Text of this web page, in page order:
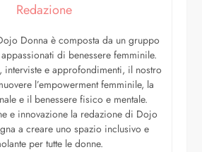
Redazione
Donna è composta da un gruppo
di benessere femminile.
interviste e approfondimenti, il nostro
l’empowerment femminile, la
e il benessere fisico e mentale.
e innovazione la redazione di Dojo
a creare uno spazio inclusivo e
per tutte le donne.